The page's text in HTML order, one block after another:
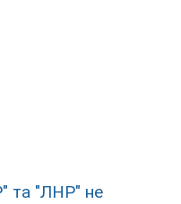
та "ЛНР" не